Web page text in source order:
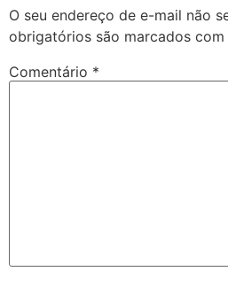
O seu endereço de e-mail não
obrigatórios são marcados com
Comentário *